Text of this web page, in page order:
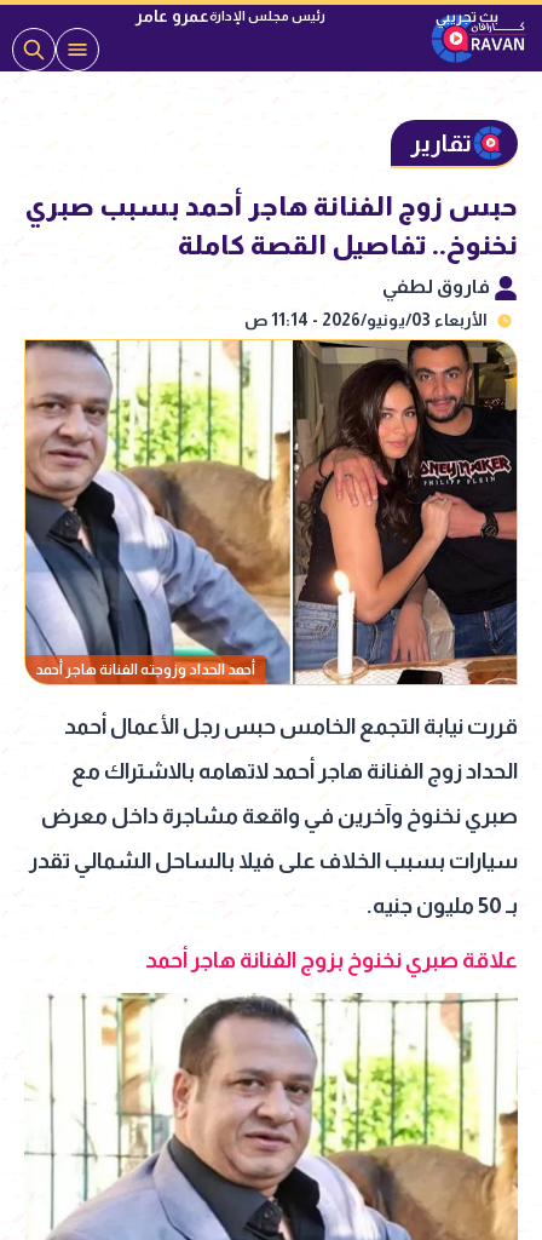
رئيس مجلس الإدارةعمرو عامر
تقارير
حبس زوج الفنانة هاجر أحمد بسبب صبري
نخنوخ.. تفاصيل القصة كاملة
فاروق لطفي
الأربعاء 03/يونيو/2026 - 11:14 ص
أحمد الحداد وزوجته الفنانة هاجر أحمد
قررت نيابة التجمع الخامس حبس رجل الأعمال أحمد
الحداد زوج الفنانة هاجر أحمد لاتهامه بالاشتراك مع
صبري نخنوخ وآخرين في واقعة مشاجرة داخل معرض
سيارات بسبب الخلاف على فيلا بالساحل الشمالي تقدر
بـ 50 مليون جنيه.
علاقة صبري نخنوخ بزوج الفنانة هاجر أحمد